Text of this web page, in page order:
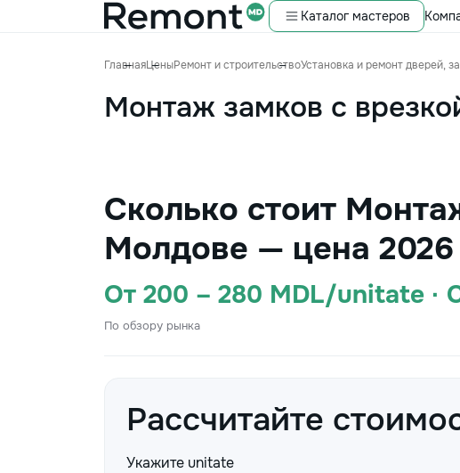
Каталог мастеров
ГлавнаяЦеныРемонт и строительствоУстановка и ремонт дверей,
Монтаж замков с
Сколько стоит
Молдове — цена 2026
От 200 – 280 MDL/unitate ·
По обзору рынка
Рассчитайте
Укажите unitate